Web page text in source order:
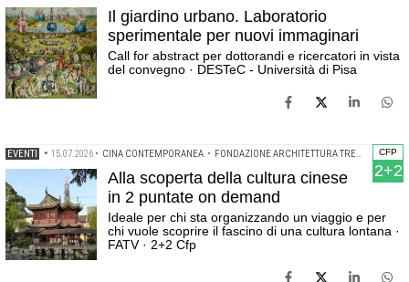
Il giardino urbano. Laboratorio
sperimentale per nuovi immaginari
Call for abstract per dottorandi e ricercatori in vista
del convegno · DESTeC - Università di Pisa
CFP
2+2
EVENTI • 15.07.2026 • CINA CONTEMPORANEA • FONDAZIONE ARCHITETTURA TREVISO •
Alla scoperta della cultura cinese
in 2 puntate on demand
Ideale per chi sta organizzando un viaggio e per
chi vuole scoprire il fascino di una cultura lontana ·
FATV · 2+2 Cfp